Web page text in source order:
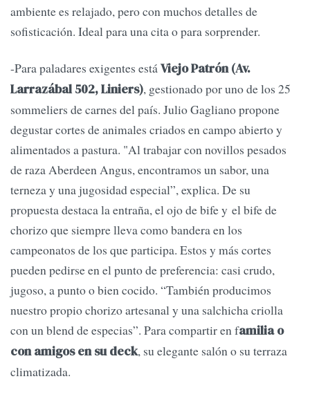
ambiente es relajado, pero con muchos detalles de
sofisticación. Ideal para una cita o para sorprender.
-Para paladares exigentes estáViejo Patrón (Av.
Larrazábal 502, Liniers), gestionado por uno de los 25
sommeliers de carnes del país. Julio Gagliano propone
degustar cortes de animales criados en campo abierto y
alimentados a pastura. "Al trabajar con novillos pesados
de raza Aberdeen Angus, encontramos un sabor, una
terneza y una jugosidad especial”, explica. De su
propuesta destaca la entraña, el ojo de bife y el bife de
chorizo que siempre lleva como bandera en los
campeonatos de los que participa. Estos y más cortes
pueden pedirse en el punto de preferencia: casi crudo,
jugoso, a punto o bien cocido. “También producimos
nuestro propio chorizo artesanal y una salchicha criolla
con un blend de especias”. Para compartir en familia o
con amigos en su deck, su elegante salón o su terraza
climatizada.